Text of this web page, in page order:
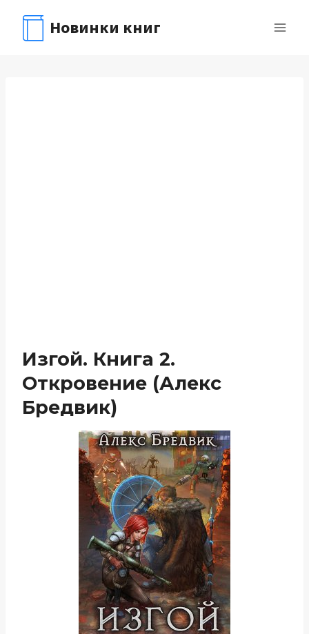
содержимому
Новинки книг
Изгой. Книга 2.
Откровение (Алекс
Бредвик)